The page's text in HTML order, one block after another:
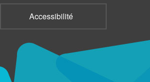
Accessibilité